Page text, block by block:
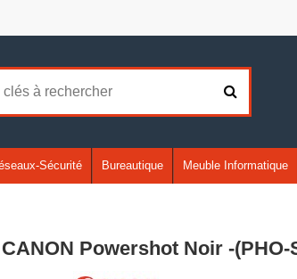
Sécurité Bureautique Meuble Informatique
Powershot Noir -(PHO-